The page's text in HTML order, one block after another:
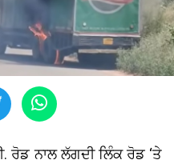
ਰੋਡ ਨਾਲ ਲੱਗਦੀ ਲਿੰਕ ਰੋਡ ‘ਤੇ